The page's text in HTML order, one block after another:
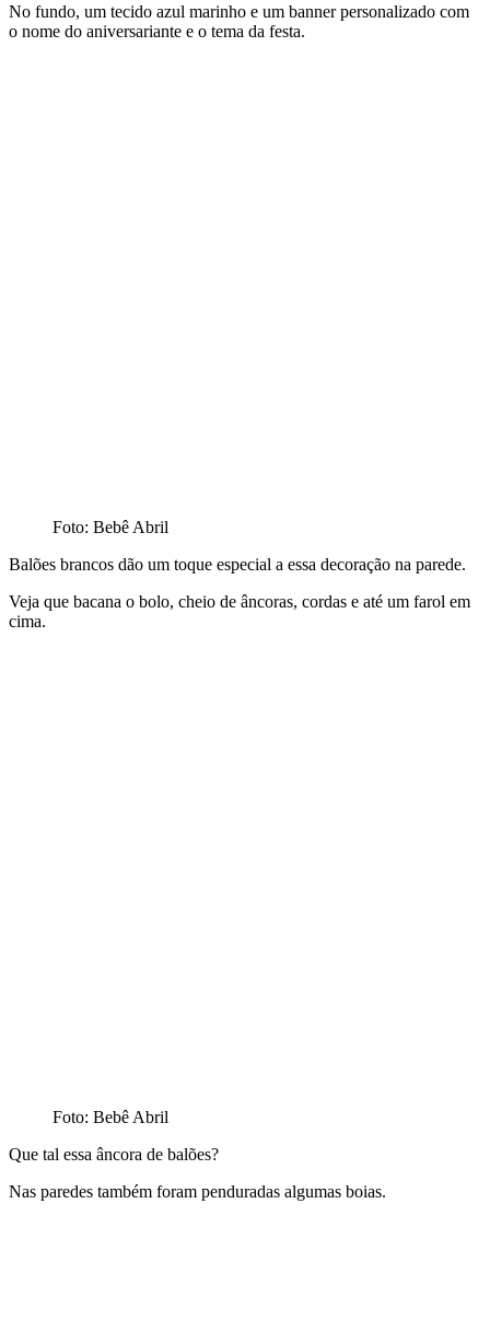
No fundo, um tecido azul marinho e um banner personalizado com
o nome do aniversariante e o tema da festa.
Foto: Bebê Abril
Balões brancos dão um toque especial a essa decoração na parede.
Veja que bacana o bolo, cheio de âncoras, cordas e até um farol em
cima.
Foto: Bebê Abril
Que tal essa âncora de balões?
Nas paredes também foram penduradas algumas boias.